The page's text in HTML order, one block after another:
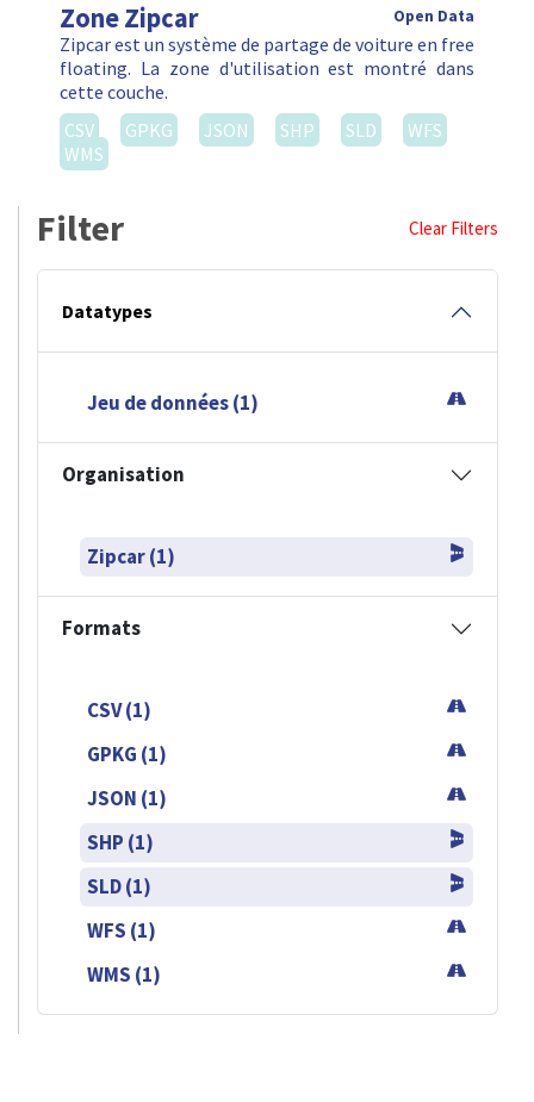
Zone Zipcar Open Data
Zipcar est un système de partage de voiture en free
floating. La zone d'utilisation est montré dans
cette couche.
CSV
GPKG JSON SHP SLD
WFS
WMS
Filter Clear Filters
Datatypes
Jeu de données (1)
Organisation
Zipcar (1)
Formats
CSV (1)
GPKG (1)
JSON (1)
SHP (1)
SLD (1)
WFS (1)
WMS (1)